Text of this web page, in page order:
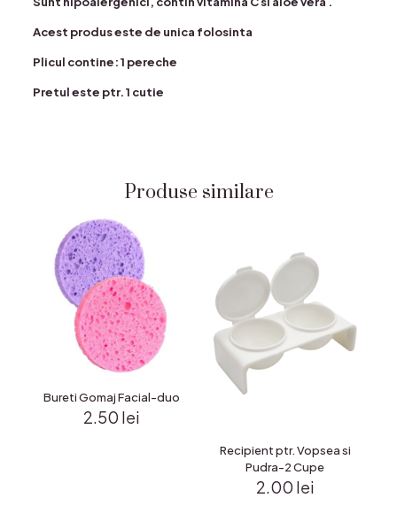
Acest produs este de unica folosinta
Plicul contine: 1 pereche
Pretul este ptr. 1 cutie
Produse similare
Bureti Gomaj Facial-duo
2.50 lei
Recipient ptr. Vopsea si
Pudra-2 Cupe
2.00 lei